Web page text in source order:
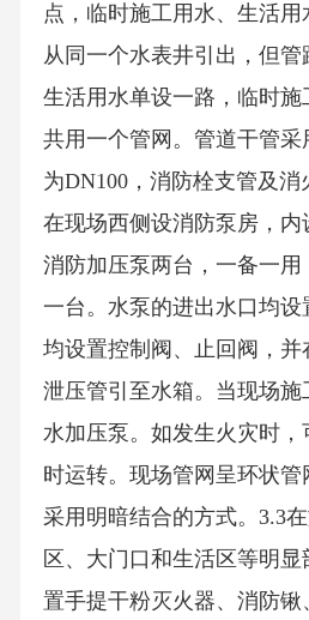
点，临时施工用水、生活
从同一个水表井引出，但
生活用水单设一路，临时施
共用一个管网。管道干管
为DN100，消防栓支管及消
在现场西侧设消防泵房，内
消防加压泵两台，一备一用
一台。水泵的进出水口均设
均设置控制阀、止回阀，并
泄压管引至水箱。当现场施
水加压泵。如发生火灾时，
时运转。现场管网呈环状
采用明暗结合的方式。3.3
区、大门口和生活区等明
置手提干粉灭火器、消防锹